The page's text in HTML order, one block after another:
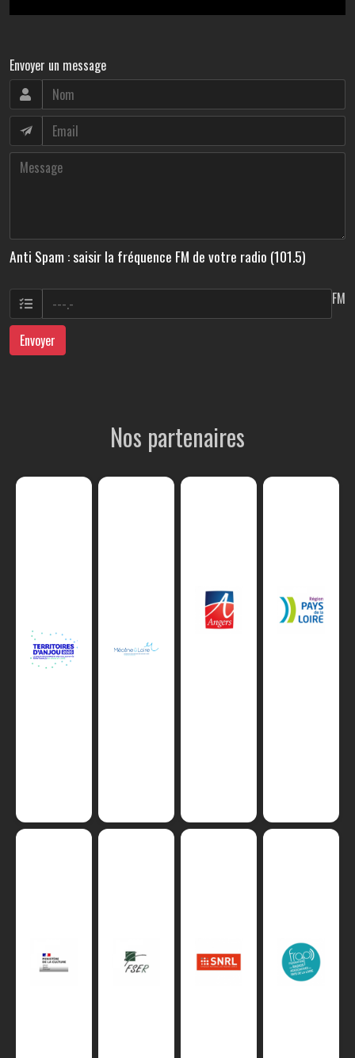
Envoyer un message
Anti Spam : saisir la fréquence FM de votre radio (101.5)
FM
Envoyer
Nos partenaires